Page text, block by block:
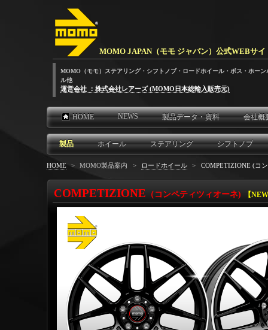
MOMO JAPAN（モモ ジャパン）公式WEBサイ
MOMO（モモ）ステアリング・シフトノブ・ロードホイール・ボス・ホー
ル他
運営会社 ：株式会社レアーズ (MOMO日本総輸入販売元)
HOME NEWS 製品データ・資料 会社概
製品 ホイール ステアリング シフトノブ
HOME > MOMO製品案内 > ロードホイール > COMPETIZIONE (コ
COMPETIZIONE （ コンペティツィオーネ) 【